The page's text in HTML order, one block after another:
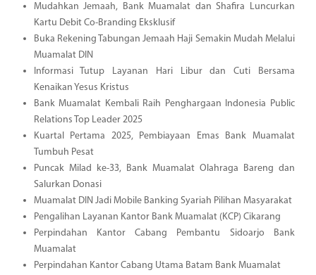
Mudahkan Jemaah, Bank Muamalat dan Shafira Luncurkan
Kartu Debit Co-Branding Eksklusif
Buka Rekening Tabungan Jemaah Haji Semakin Mudah Melalui
Muamalat DIN
Informasi Tutup Layanan Hari Libur dan Cuti Bersama
Kenaikan Yesus Kristus
Bank Muamalat Kembali Raih Penghargaan Indonesia Public
Relations Top Leader 2025
Kuartal Pertama 2025, Pembiayaan Emas Bank Muamalat
Tumbuh Pesat
Puncak Milad ke-33, Bank Muamalat Olahraga Bareng dan
Salurkan Donasi
Muamalat DIN Jadi Mobile Banking Syariah Pilihan Masyarakat
Pengalihan Layanan Kantor Bank Muamalat (KCP) Cikarang
Perpindahan Kantor Cabang Pembantu Sidoarjo Bank
Muamalat
Perpindahan Kantor Cabang Utama Batam Bank Muamalat